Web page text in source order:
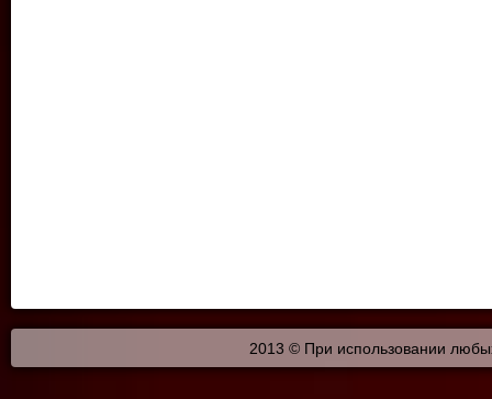
2013 © При использовании